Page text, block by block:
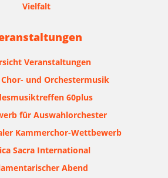
Vielfalt
Veranstaltungen
Chor- und Orchestermusik
60plus
für Auswahlorchester
Kammerchor-Wettbewerb
Sacra International
Abend